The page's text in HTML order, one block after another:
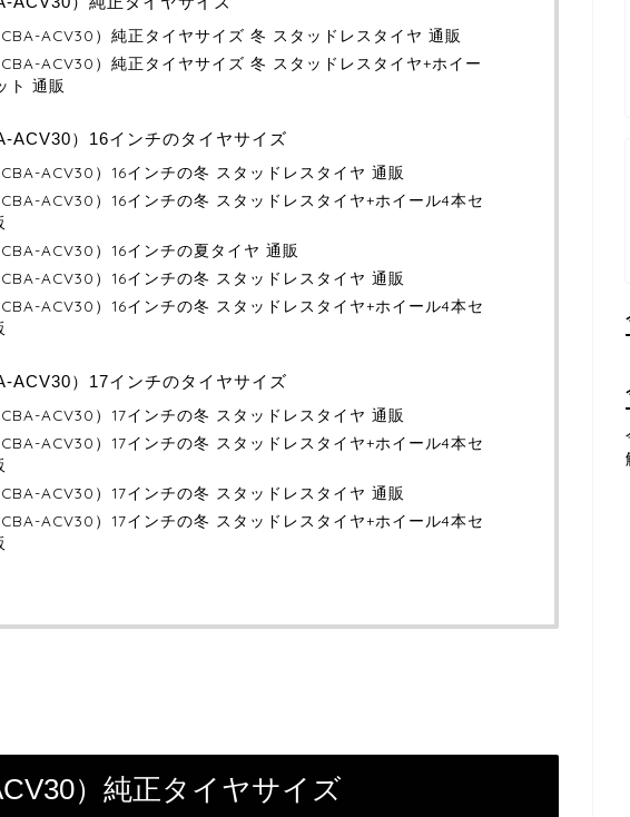
ACV30）純正タイヤサイズ 冬 スタッドレスタイヤ 通販
ACV30）純正タイヤサイズ 冬 スタッドレスタイヤ+ホイー
ト 通販
ACV30）16インチのタイヤサイズ
ACV30）16インチの冬 スタッドレスタイヤ 通販
ACV30）16インチの冬 スタッドレスタイヤ+ホイール4本セ
ACV30）16インチの夏タイヤ 通販
ACV30）16インチの冬 スタッドレスタイヤ 通販
ACV30）16インチの冬 スタッドレスタイヤ+ホイール4本セ
ACV30）17インチのタイヤサイズ
ACV30）17インチの冬 スタッドレスタイヤ 通販
ACV30）17インチの冬 スタッドレスタイヤ+ホイール4本セ
ACV30）17インチの冬 スタッドレスタイヤ 通販
ACV30）17インチの冬 スタッドレスタイヤ+ホイール4本セ
）純正タイヤサイズ